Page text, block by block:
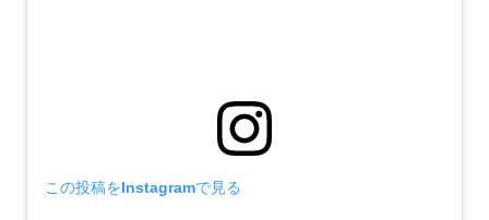
この投稿をInstagramで見る